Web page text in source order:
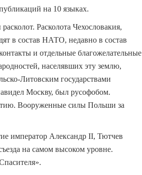
на 10 языках.
Расколота Чехословакия,
в состав НАТО, недавно в состав
и отдельные благожелательные
населявших эту землю,
Литовским государствами
Москву, был русофобом.
Вооруженные силы Польши за
император Александр II, Тютчев
на самом высоком уровне.